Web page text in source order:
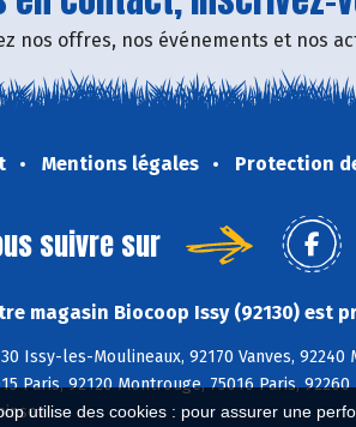
utilise des cookies : pour assurer une
nos offres, nos événements et nos
Mentions légales Protection
suivre sur
magasin Biocoop Issy (92130) est
Issy-les-Moulineaux, 92170 Vanves,
Paris, 92120 Montrouge, 75016 Paris,